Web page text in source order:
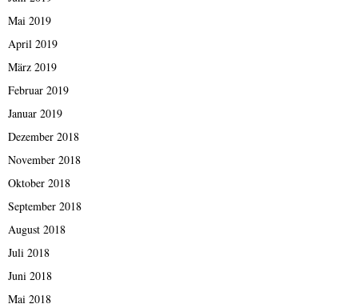
Mai 2019
April 2019
März 2019
Februar 2019
Januar 2019
Dezember 2018
November 2018
Oktober 2018
September 2018
August 2018
Juli 2018
Juni 2018
Mai 2018